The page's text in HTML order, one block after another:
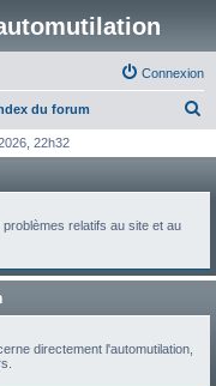
Connexion
du forum
h
c
22h32
relatifs au site et au
directement l'automutilation,